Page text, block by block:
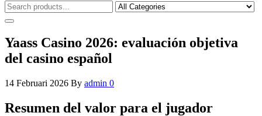
Yaass Casino 2026: evaluación objetiva
del casino español
14 Februari 2026 By admin 0
Resumen del valor para el jugador